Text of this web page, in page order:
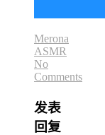
Merona
ASMR
No
Comments
发表
回复